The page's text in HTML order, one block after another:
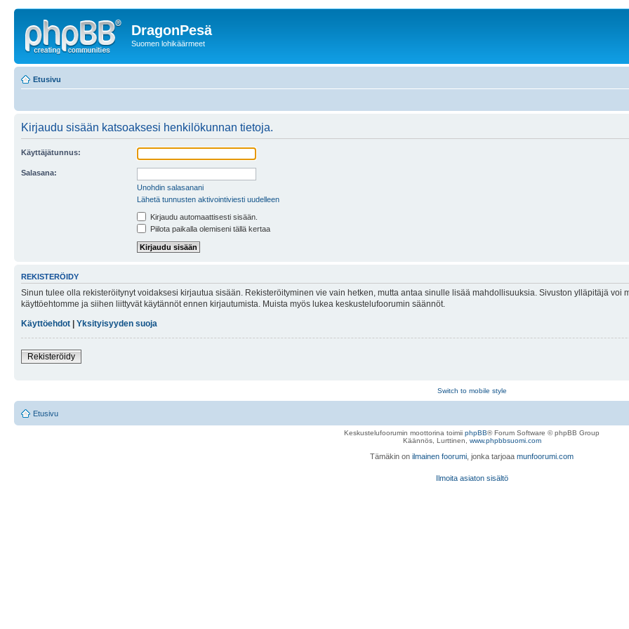
DragonPesä
Suomen lohikäärmeet
Etusivu
Kirjaudu sisään katsoaksesi henkilökunnan tietoja.
Käyttäjätunnus:
Salasana:
Unohdin salasanani
Lähetä tunnusten aktivointiviesti uudelleen
Kirjaudu automaattisesti sisään.
Piilota paikalla olemiseni tällä kertaa
REKISTERÖIDY
Sinun tulee olla rekisteröitynyt voidaksesi kirjautua sisään. Rekisteröityminen vie vain hetken, mutta antaa sinulle lisää mahdollisuuksia. Sivuston ylläpitäjä
käyttöehtomme ja siihen liittyvät käytännöt ennen kirjautumista. Muista myös lukea keskustelufoorumin säännöt.
Käyttöehdot
Yksityisyyden suoja
Rekisteröidy
Switch to mobile style
Etusivu
Keskustelufoorumin moottorina toimii phpBB® Forum Software © phpBB Group
Käännös, Lurttinen, www.phpbbsuomi.com
Tämäkin on ilmainen foorumi , jonka tarjoaa munfoorumi.com
Ilmoita asiaton sisältö